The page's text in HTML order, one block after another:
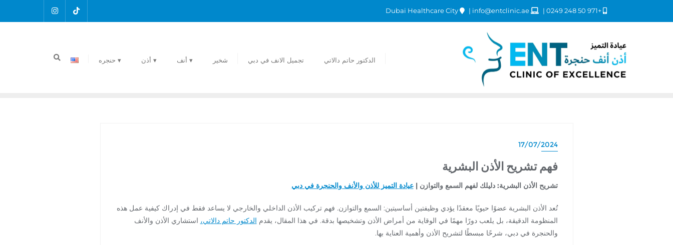
+971 50 248 0249
الدكتور حاتم دالاتي تجميل الانف في دبي شخير ▾ أنف ▾ أذن ▾ حنجره
17/07/2024
فهم تشريح الأذن البشرية
تشريح الأذن البشرية: دليلك لفهم السمع والتوازن |عيادة التميز للأذن والأنف والحنجرة في دبي
تُعد الأذن البشرية عضوًا حيويًا معقدًا يؤدي وظيفتين أساسيتين: السمع والتوازن. فهم تركيب الأذن الداخلي والخارجي لا يساعد فقط في إدراك كيفية عمل هذه
المنظومة الدقيقة، بل يلعب دورًا مهمًا في الوقاية من أمراض الأذن وتشخيصها بدقة. في هذا المقال، يقدم الدكتور حاتم دالاتي، استشاري الأذن والأنف
والحنجرة في دبي، شرحًا مبسطًا لتشريح الأذن وأهمية العناية بها.